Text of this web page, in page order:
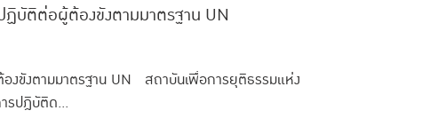
บัติต่อผู้ต้องขังตามมาตรฐาน UN
ขังตามมาตรฐาน UN สถาบันเพื่อการยุติธรรมแห่ง
รปฎิบัติด...